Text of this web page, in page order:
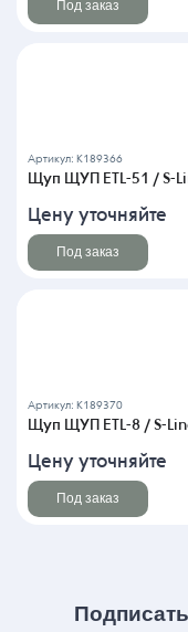
Под заказ
Артикул: K189366
Щуп ЩУП ETL-51 / S-
Цену уточняйте
Под заказ
Артикул: K189370
Щуп ЩУП ETL-8 / S-
Цену уточняйте
Под заказ